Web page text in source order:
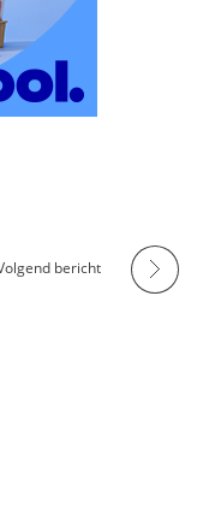
bericht